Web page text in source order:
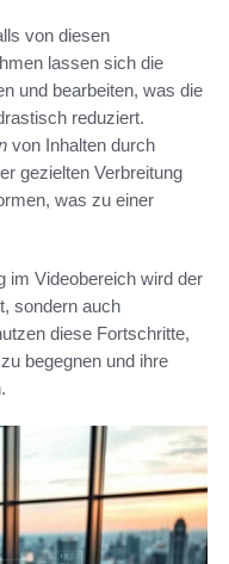
von diesen
lassen sich die
und bearbeiten, was die
reduziert.
von Inhalten durch
gezielten Verbreitung
was zu einer
im Videobereich wird der
sondern auch
diese Fortschritte,
begegnen und ihre